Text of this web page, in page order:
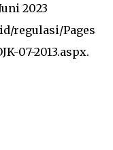
2023
regulasi/Pages
07-2013.aspx.